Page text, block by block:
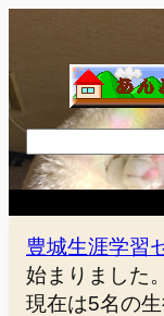
を
ス
キ
ッ
プ
索
豊城生涯学習
始まりました。
現在は5名の